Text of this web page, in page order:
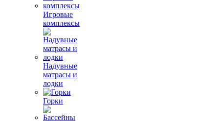
Игровые
комплексы
Надувные
матрасы и
лодки
Горки